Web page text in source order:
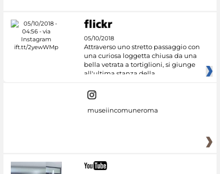
05/10/2018
Attraverso uno stretto passaggio con
una curiosa loggetta chiusa da una
bella vetrata a tortiglioni, si giunge
all'ultima stanza della
museiincomuneroma